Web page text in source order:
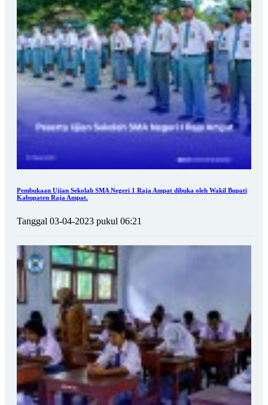
Pembukaan Ujian Sekolah SMA Negeri 1 Raja Ampat dibuka oleh Wakil Bupati
Kabupaten Raja Ampat.
Tanggal 03-04-2023 pukul 06:21